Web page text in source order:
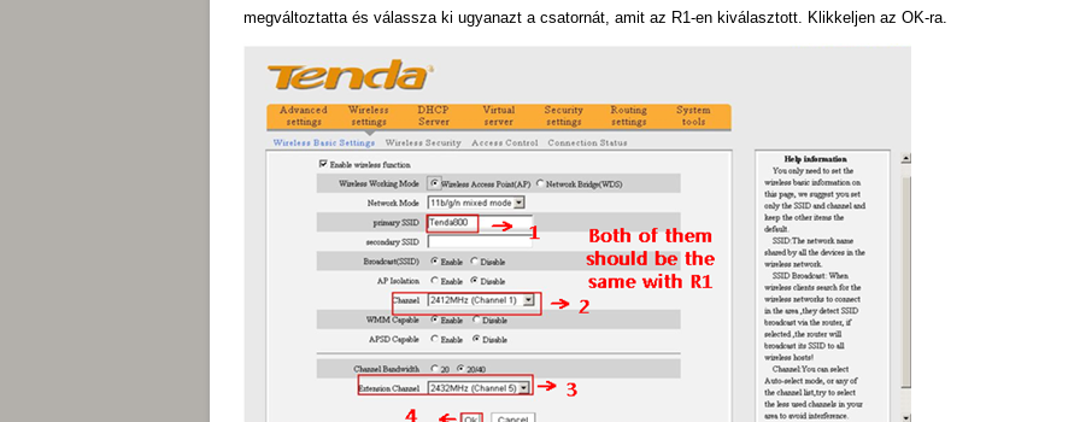
megváltoztatta és válassza ki ugyanazt a csatornát, amit az R1-en kiválasztott. Klikkeljen az OK-ra.